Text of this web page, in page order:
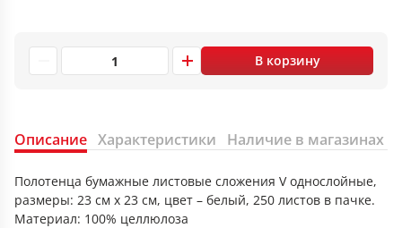
В корзину
Описание Характеристики Наличие в магазинах
Полотенца бумажные листовые сложения V однослойные,
размеры: 23 см х 23 см, цвет – белый, 250 листов в пачке.
Материал: 100% целлюлоза